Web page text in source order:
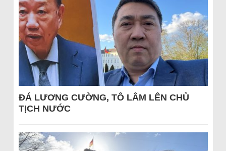
ĐÁ LƯƠNG CƯỜNG, TÔ LÂM LÊN CHỦ
TỊCH NƯỚC